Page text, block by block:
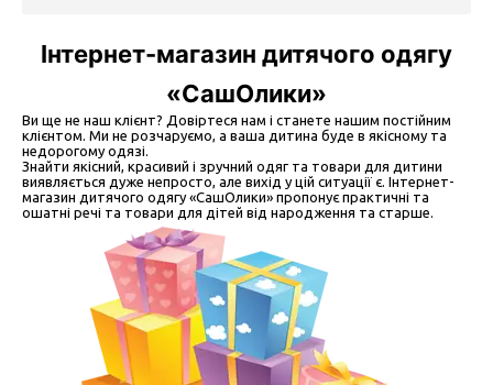
Інтернет-магазин дитячого одягу
«СашОлики»
Ви ще не наш клієнт? Довіртеся нам і станете нашим постійним
клієнтом. Ми не розчаруємо, а ваша дитина буде в якісному та
недорогому одязі.
Знайти якісний, красивий і зручний одяг та товари для дитини
виявляється дуже непросто, але вихід у цій ситуації є. Інтернет-
магазин дитячого одягу «СашОлики» пропонує практичні та
ошатні речі та товари для дітей від народження та старше.